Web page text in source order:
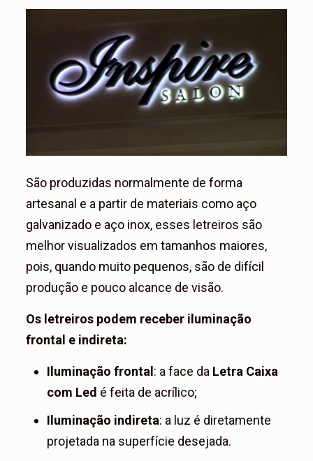
São produzidas normalmente de forma
artesanal e a partir de materiais como aço
galvanizado e aço inox, esses letreiros são
melhor visualizados em tamanhos maiores,
pois, quando muito pequenos, são de difícil
produção e pouco alcance de visão.
Os letreiros podem receber iluminação
frontal e indireta:
Iluminação frontal : a face da Letra Caixa
com Led é feita de acrílico;
Iluminação indireta: a luz é diretamente
projetada na superfície desejada.